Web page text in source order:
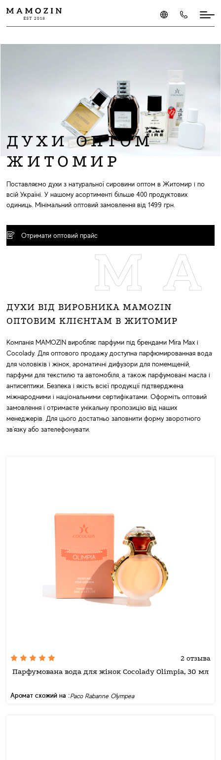
ДУХИ ОПТОМ
ЖИТОМИР
Поставляємо духи з натуральної сировини оптом в Житомир і по
всій Україні. У нашому асортименті більше 400 продуктових
одиниць. Мінімальний оптовий замовлення від 1499 грн.
Отримати оптовий прайс
ДУХИ ВІД ВИРОБНИКА MAMOZIN
ОПТОВИМ КЛІЄНТАМ В ЖИТОМИР
Компанія MAMOZIN виробляє парфуми під брендами Mira Max і
Cocolady. Для оптового продажу доступна парфюмированная вода
для чоловіків і жінок, ароматичні дифузори для помемщеній,
парфуми для текстилю та автомобіля, а також парфумовані масла і
антисептики. Безпека і якість всієї продукції підтверджена
міжнародними і національними сертифікатами. Оформіть оптовий
замовлення і отримаєте унікальну пропозицію від наших
менеджерів. Для цього достатньо заповнити форму зворотного
зв'язку або зателефонувати.
2 отзыва
Парфумована вода для жінок Cocolady Olimpia, 30 мл
Аромат схожий на :Paco Rabanne Olympea